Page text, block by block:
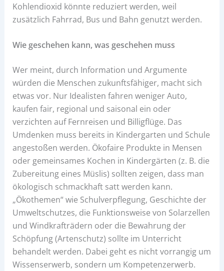
Kohlendioxid könnte reduziert werden, weil
zusätzlich Fahrrad, Bus und Bahn genutzt werden.
Wie geschehen kann, was geschehen muss
Wer meint, durch Information und Argumente
würden die Menschen zukunftsfähiger, macht sich
etwas vor. Nur Idealisten fahren weniger Auto,
kaufen fair, regional und saisonal ein oder
verzichten auf Fernreisen und Billigflüge. Das
Umdenken muss bereits in Kindergarten und Schule
angestoßen werden. Ökofaire Produkte in Mensen
oder gemeinsames Kochen in Kindergärten (z. B. die
Zubereitung eines Müslis) sollten zeigen, dass man
ökologisch schmackhaft satt werden kann.
„Ökothemen“ wie Schulverpflegung, Geschichte der
Umweltschutzes, die Funktionsweise von Solarzellen
und Windkrafträdern oder die Bewahrung der
Schöpfung (Artenschutz) sollte im Unterricht
behandelt werden. Dabei geht es nicht vorrangig um
Wissenserwerb, sondern um Kompetenzerwerb.